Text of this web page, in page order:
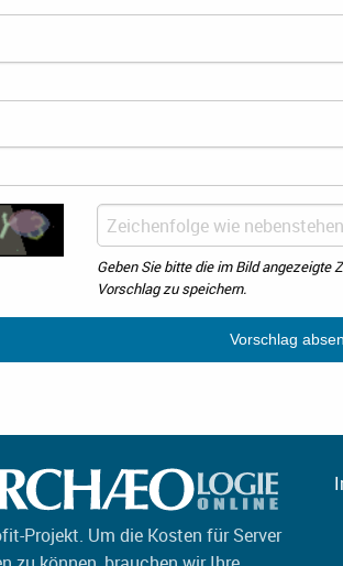
Geben Sie bitte die im Bild angezeigte
Vorschlag zu speichern.
Projekt. Um die Kosten für Server